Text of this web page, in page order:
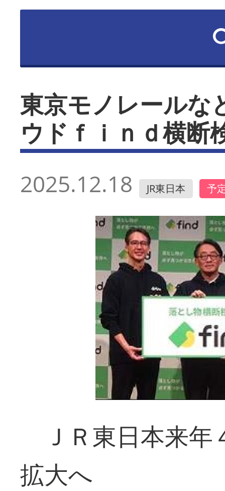
東京モノレール
ウドｆｉｎｄ横断
2025.12.18 JR東日本 予
ＪＲ東日本来
拡大へ